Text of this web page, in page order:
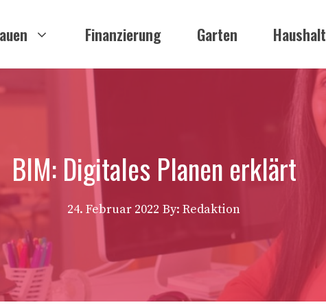
Finanzierung Garten Haushalt
BIM: Digitales Planen erklärt
24. Februar 2022 By: Redaktion